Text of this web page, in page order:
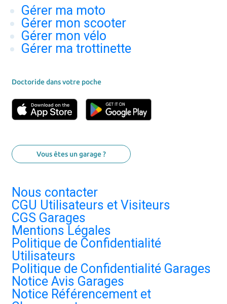
Gérer ma moto
Gérer mon scooter
Gérer mon vélo
Gérer ma trottinette
Doctoride dans votre poche
Vous êtes un garage ?
Nous contacter
CGU Utilisateurs et Visiteurs
CGS Garages
Mentions Légales
Politique de Confidentialité
Utilisateurs
Politique de Confidentialité Garages
Notice Avis Garages
Notice Référencement et